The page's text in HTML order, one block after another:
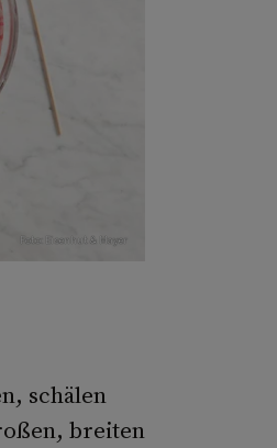
Foto: Eisenhut & Mayer
schälen
breiten